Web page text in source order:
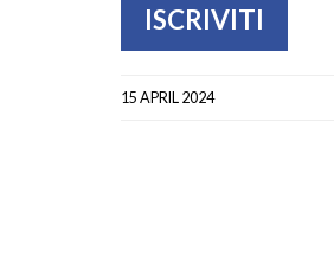
ISCRIVITI
15 APRIL 2024